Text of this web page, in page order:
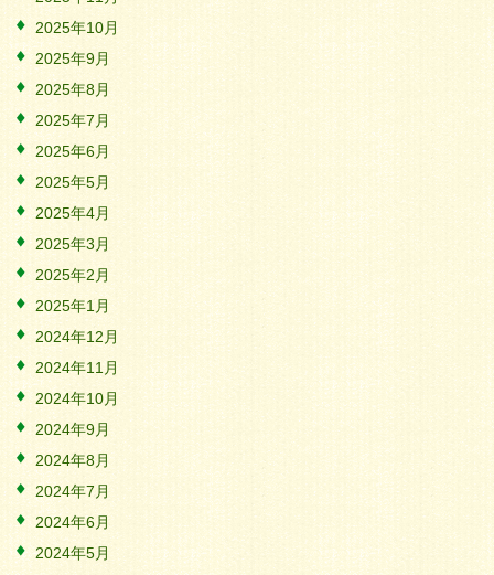
2025年10月
2025年9月
2025年8月
2025年7月
2025年6月
2025年5月
2025年4月
2025年3月
2025年2月
2025年1月
2024年12月
2024年11月
2024年10月
2024年9月
2024年8月
2024年7月
2024年6月
2024年5月